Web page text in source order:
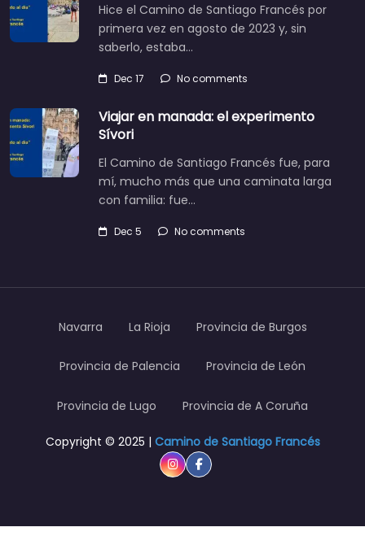
Hice el Camino de Santiago Francés por
primera vez en agosto de 2023 y, sin
saberlo, estaba…
Dec 17 No comments
Viajar en manada: el experimento
Sívori
El Camino de Santiago Francés fue, para
mí, mucho más que una caminata larga
con familia: fue…
Dec 5 No comments
Navarra La Rioja Provincia de Burgos
Provincia de Palencia Provincia de León
Provincia de Lugo Provincia de A Coruña
Copyright © 2025 | Camino de Santiago Francés